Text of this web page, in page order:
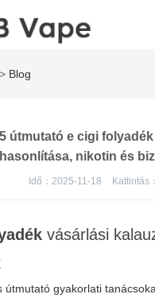
> Blog
útmutató e cigi
nikotin és
Idő：2025-11-18 Kattintás：
vásárlási
útmutató gyakorlati